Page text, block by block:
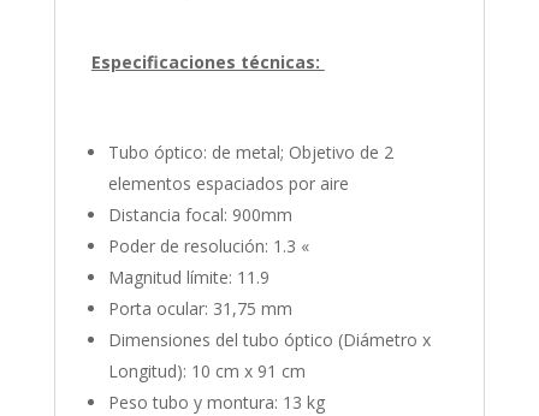
Especificaciones técnicas:
Tubo óptico: de metal; Objetivo de 2
elementos espaciados por aire
Distancia focal: 900mm
Poder de resolución: 1.3 «
Magnitud límite: 11.9
Porta ocular: 31,75 mm
Dimensiones del tubo óptico (Diámetro x
Longitud): 10 cm x 91 cm
Peso tubo y montura: 13 kg